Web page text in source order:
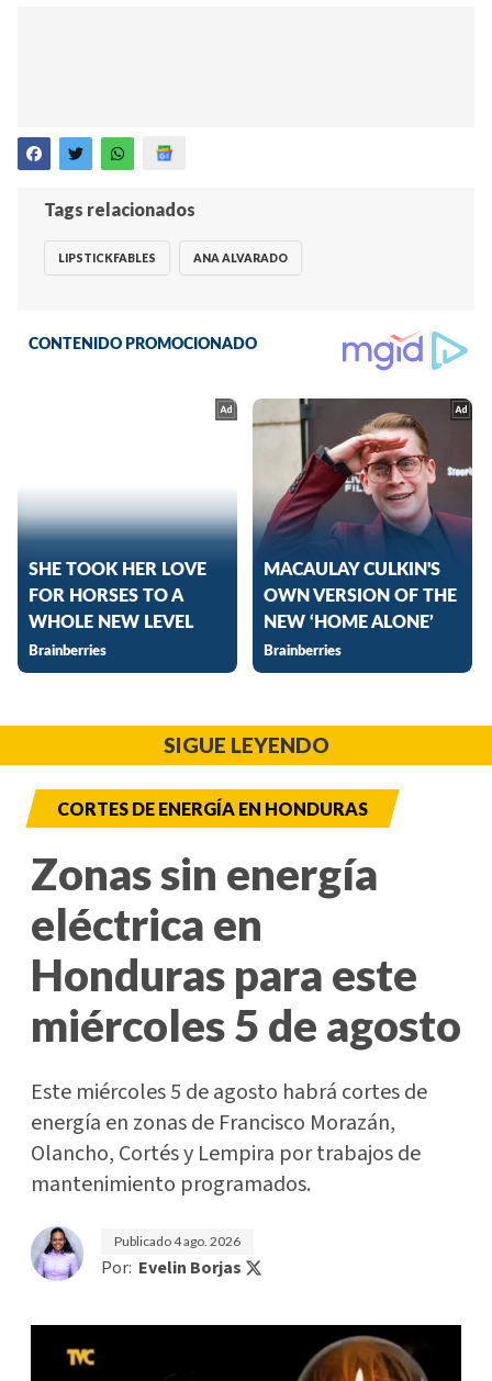
Tags relacionados
LIPSTICKFABLES ANA ALVARADO
SIGUE LEYENDO
CORTES DE ENERGÍA EN HONDURAS
Zonas sin energía
eléctrica en
Honduras para este
miércoles 5 de agosto
Este miércoles 5 de agosto habrá cortes de
energía en zonas de Francisco Morazán,
Olancho, Cortés y Lempira por trabajos de
mantenimiento programados.
Publicado4 ago. 2026
Por: Evelin Borjas